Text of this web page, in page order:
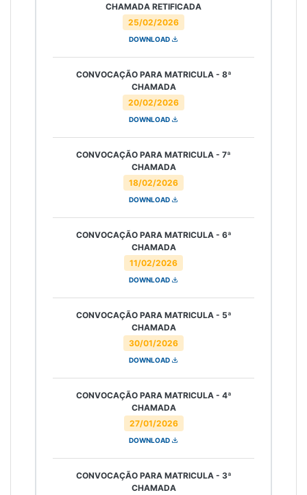
25/02/2026
CHAMADA RETIFICADA
DOWNLOAD
20/02/2026
CONVOCAÇÃO PARA MATRICULA - 8ª
CHAMADA
DOWNLOAD
18/02/2026
CONVOCAÇÃO PARA MATRICULA - 7ª
CHAMADA
DOWNLOAD
11/02/2026
CONVOCAÇÃO PARA MATRICULA - 6ª
CHAMADA
DOWNLOAD
30/01/2026
CONVOCAÇÃO PARA MATRICULA - 5ª
CHAMADA
DOWNLOAD
27/01/2026
CONVOCAÇÃO PARA MATRICULA - 4ª
CHAMADA
DOWNLOAD
CONVOCAÇÃO PARA MATRICULA - 3ª
CHAMADA